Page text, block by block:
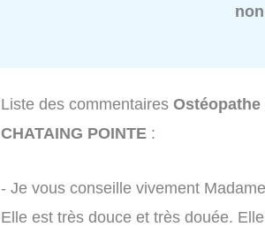
Liste des commentaires Ostéopathe
CHATAING POINTE :
- Je vous conseille vivement
Elle est très douce et très douée.